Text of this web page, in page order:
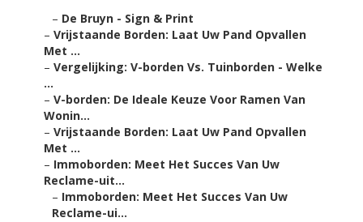
– De Bruyn - Sign & Print
– Vrijstaande Borden: Laat Uw Pand Opvallen
Met ...
– Vergelijking: V-borden Vs. Tuinborden - Welke
...
– V-borden: De Ideale Keuze Voor Ramen Van
Wonin...
– Vrijstaande Borden: Laat Uw Pand Opvallen
Met ...
– Immoborden: Meet Het Succes Van Uw
Reclame-uit...
– Immoborden: Meet Het Succes Van Uw
Reclame-ui...